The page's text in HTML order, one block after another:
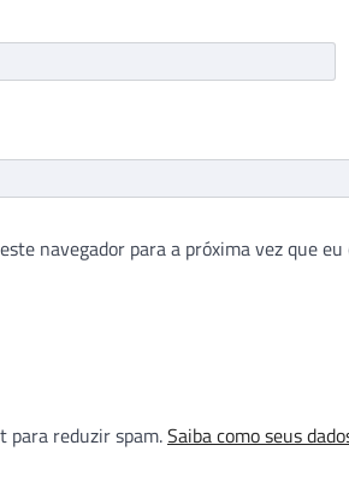
navegador para a próxima vez que
para reduzir spam.Saiba como seus